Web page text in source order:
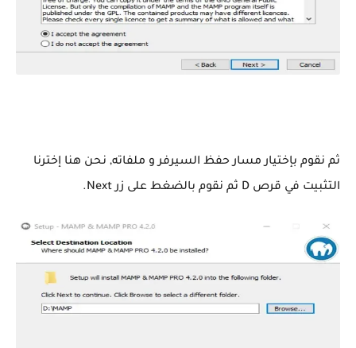
ثم نقوم بإختيار مسار حفظ السيرفر و ملفاته, نحن هنا إخترنا
التثبيت في قرص D ثم نقوم بالضغط على زر Next.